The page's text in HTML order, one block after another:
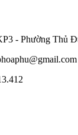
- Phường Thủ